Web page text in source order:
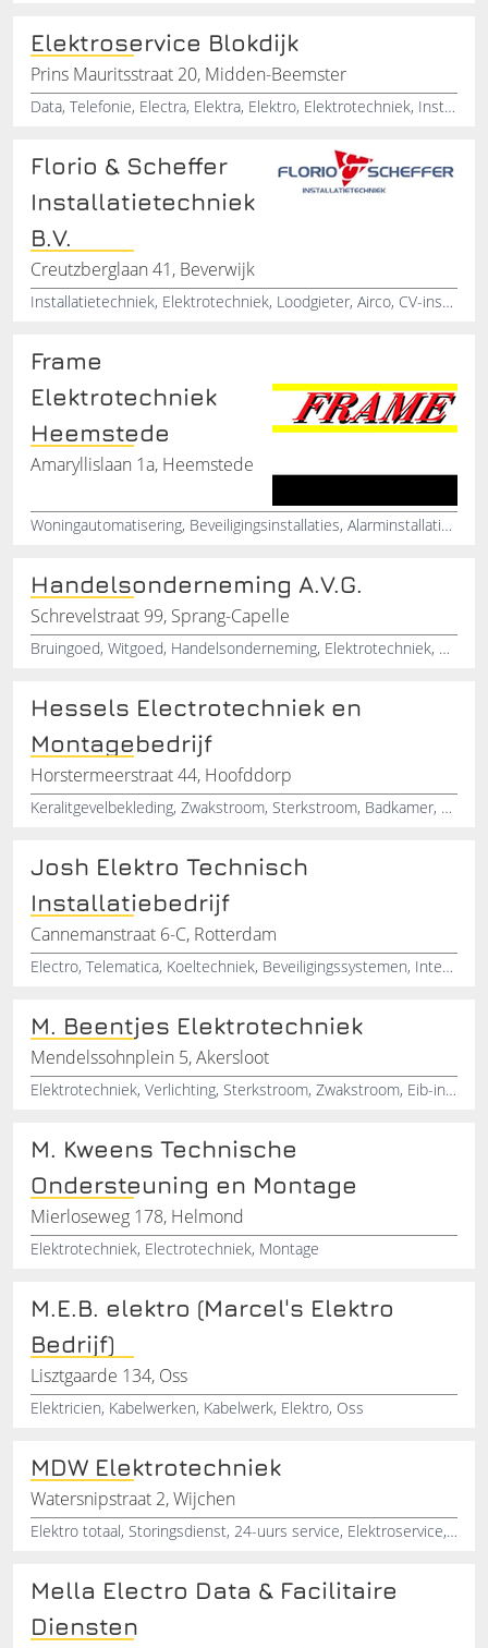
Elektroservice Blokdijk
Prins Mauritsstraat 20, Midden-Beemster
Data, Telefonie, Electra, Elektra, Elektro, Elektrotechniek, Installatie, Installatiebedrijf, Bekabeling, Groepenkast
Florio & Scheffer
Installatietechniek
B.V.
Creutzberglaan 41, Beverwijk
Installatietechniek, Elektrotechniek, Loodgieter, Airco, CV-installatie, Beveiligingsinstallatie, Industrietechniek, Huisinstallatie
Frame
Elektrotechniek
Heemstede
Amaryllislaan 1a, Heemstede
Woningautomatisering, Beveiligingsinstallaties, Alarminstallaties, Brandmeldinstallatie, Camera, technieken, Elektrotechniek, Beveiligingstechniek, ICT, Domotica
Handelsonderneming A.V.G.
Schrevelstraat 99, Sprang-Capelle
Bruingoed, Witgoed, Handelsonderneming, Elektrotechniek, Reparatieservice
Hessels Electrotechniek en
Montagebedrijf
Horstermeerstraat 44, Hoofddorp
Keralitgevelbekleding, Zwakstroom, Sterkstroom, Badkamer, Verbouw, Datanetwerk
Josh Elektro Technisch
Installatiebedrijf
Cannemanstraat 6-C, Rotterdam
Electro, Telematica, Koeltechniek, Beveiligingssystemen, Intercommunicatie, Toegangscontrole, Telefonie
M. Beentjes Elektrotechniek
Mendelssohnplein 5, Akersloot
Elektrotechniek, Verlichting, Sterkstroom, Zwakstroom, Eib-installatie, Elektrotechnisch-installatie, Akersloot, Castricum, Noord-Holland
M. Kweens Technische
Ondersteuning en Montage
Mierloseweg 178, Helmond
Elektrotechniek, Electrotechniek, Montage
M.E.B. elektro (Marcel's Elektro
Bedrijf)
Lisztgaarde 134, Oss
Elektricien, Kabelwerken, Kabelwerk, Elektro, Oss
MDW Elektrotechniek
Watersnipstraat 2, Wijchen
Elektro totaal, Storingsdienst, 24-uurs service, Elektroservice, Technische storing, Bekabeling, Aanleggen van elektra, Plaatsen van groepenkasten, Vervangen van groepenkasten
Mella Electro Data & Facilitaire
Diensten